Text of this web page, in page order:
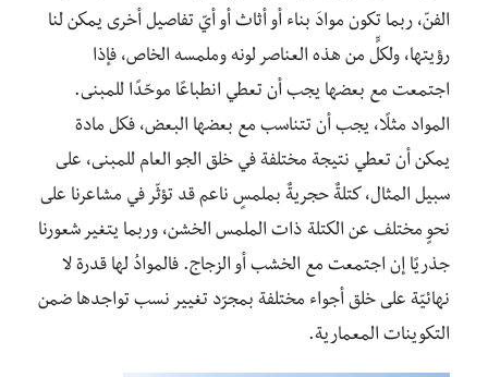
الفنّ، ربما تكون موادَ بناء أو أثاث أو أيّ تفاصيل أخرى يمكن لنا
رؤيتها، ولكلٍّ من هذه العناصر لونه وملمسه الخاص، فإذا
اجتمعت مع بعضها يجب أن تعطي انطباعًا موحّدًا للمبنى.
المواد مثلًا، يجب أن تتناسب مع بعضها البعض، فكل مادة
يمكن أن تعطي نتيجة مختلفة في خلق الجو العام للمبنى، على
سبيل المثال، كتلةٌ حجريةٌ بملمسٍ ناعم قد تؤثّر في مشاعرنا على
نحوٍ مختلف عن الكتلة ذات الملمس الخشن، وربما يتغير شعورنا
جذريًا إن اجتمعت مع الخشب أو الزجاج. فالموادُ لها قدرة لا
نهائيّة على خلق أجواء مختلفة بمجرّد تغيير نسب تواجدها ضمن
التكوينات المعمارية.